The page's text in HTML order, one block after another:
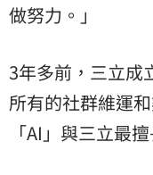
做努力。」
3年多前，三立成
所有的社群維運
「AI」與三立最